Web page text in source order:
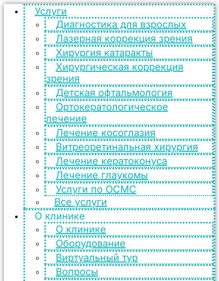
Услуги
Диагностика для взрослых
Лазерная коррекция зрения
Хирургия катаракты
Хирургическая коррекция
зрения
Детская офтальмология
Ортокератологическое
лечение
Лечение косоглазия
Витреоретинальная хирургия
Лечение кератоконуса
Лечение глаукомы
Услуги по ОСМС
Все услуги
О клинике
О клинике
Оборудование
Виртуальный тур
Вопросы